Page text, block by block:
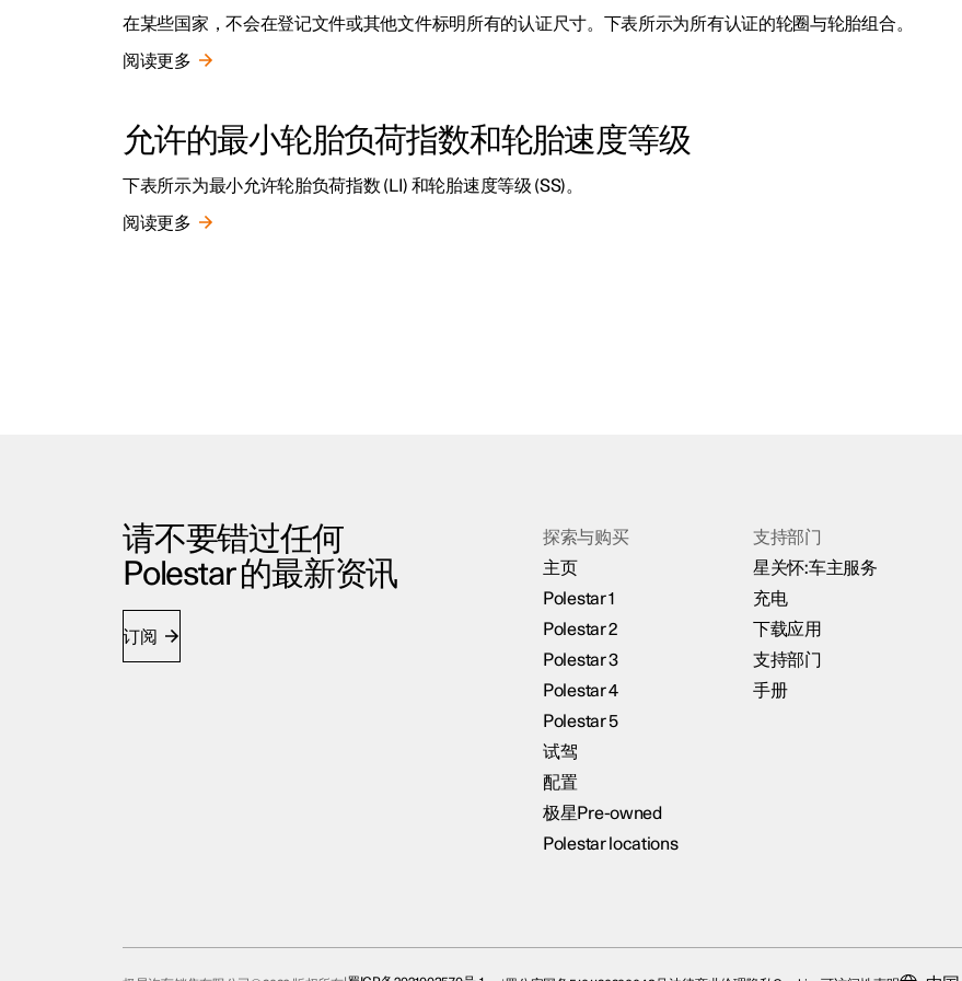
在某些国家，不会在登记文件或其他文件标明所有的认证尺寸。下表所示为所有认证的轮圈与轮胎组合。
阅读更多
允许的最小轮胎负荷指数和轮胎速度等级
下表所示为最小允许轮胎负荷指数 (LI) 和轮胎速度等级 (SS)。
阅读更多
请不要错过任何
Polestar 的最新资讯
订阅
探索与购买
主页
Polestar 1
Polestar 2
Polestar 3
Polestar 4
Polestar 5
试驾
配置
极星Pre-owned
Polestar locations
支持部门
星关怀:车主服务
充电
下载应用
支持部门
手册